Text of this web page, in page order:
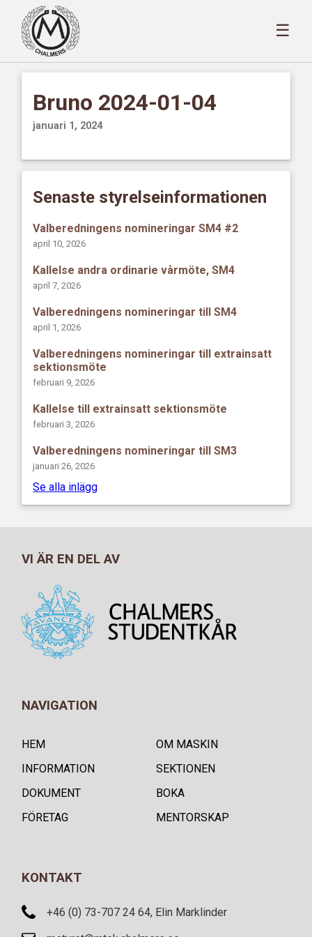
☰
Bruno 2024-01-04
januari 1, 2024
Senaste styrelseinformationen
Valberedningens nomineringar SM4 #2
april 10, 2026
Kallelse andra ordinarie vårmöte, SM4
april 7, 2026
Valberedningens nomineringar till SM4
april 1, 2026
Valberedningens nomineringar till extrainsatt
sektionsmöte
februari 9, 2026
Kallelse till extrainsatt sektionsmöte
februari 3, 2026
Valberedningens nomineringar till SM3
januari 26, 2026
Se alla inlägg
VI ÄR EN DEL AV
NAVIGATION
HEM
OM MASKIN
INFORMATION
SEKTIONEN
DOKUMENT
BOKA
FÖRETAG
MENTORSKAP
KONTAKT
+46 (0) 73-707 24 64, Elin Marklinder